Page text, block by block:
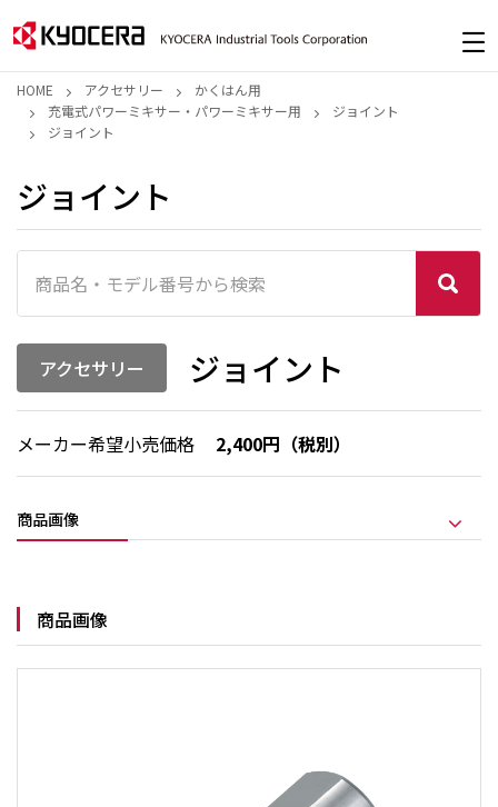
HOME アクセサリー
かくはん用
充電式パワーミキサー・パワーミキサー用
ジョイント
ジョイント
ジョイント
アクセサリー ジョイント
メーカー希望小売価格 2,400円（税別）
商品画像
商品画像